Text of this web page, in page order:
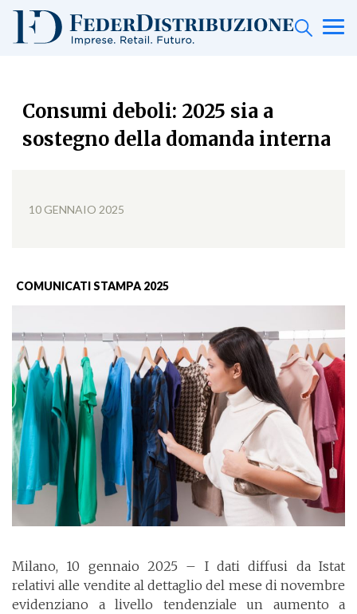
Consumi deboli: 2025 sia a
sostegno della domanda interna
10 GENNAIO 2025
COMUNICATI STAMPA 2025
Milano, 10 gennaio 2025 – I dati diffusi da Istat
relativi alle vendite al dettaglio del mese di novembre
evidenziano a livello tendenziale un aumento a